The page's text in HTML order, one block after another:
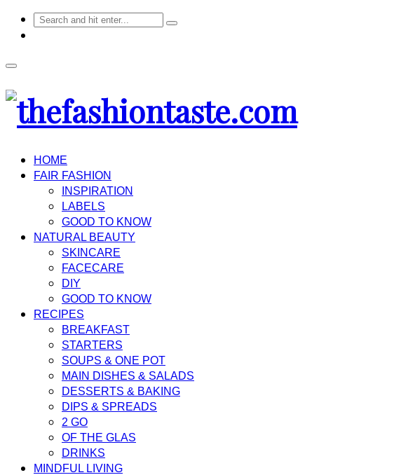
HOME
FAIR FASHION
INSPIRATION
LABELS
GOOD TO KNOW
NATURAL BEAUTY
SKINCARE
FACECARE
DIY
GOOD TO KNOW
RECIPES
BREAKFAST
STARTERS
SOUPS & ONE POT
MAIN DISHES & SALADS
DESSERTS & BAKING
DIPS & SPREADS
2 GO
OF THE GLAS
DRINKS
MINDFUL LIVING